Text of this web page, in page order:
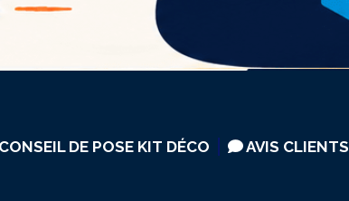
CONSEIL DE POSE KIT DÉCO AVIS CLIENTS